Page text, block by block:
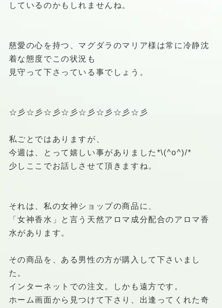
しているのかもしれませんね。
慈愛の心を持つ、マグダラのマリア様は常に冷静沈
着な態度でこの状況も
見守って下さっている事でしょう。
☆彡☆彡☆彡☆彡☆彡☆彡☆彡☆彡
私ごとではありますが、
今週は、とって嬉しい事がありました*\(^o^)/*
少しここでお話しさせて頂きますね。
それは、私の女神ショップの商品に、
「女神香水」と言う天然アロマ成分配合のアロマ香
水があります。
その商品を、ある男性の方が購入して下さいまし
た。
インターネットでの注文。しかも遠方です。
ホーム画面から見つけて下さり、出逢ってくれた奇